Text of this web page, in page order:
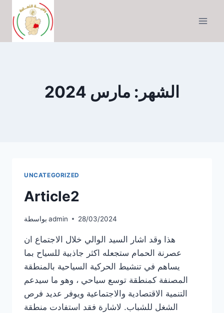
التجاوز
المحتوى
الشهر: مارس 2024
UNCATEGORIZED
Article2
بواسطة admin 28/03/2024
هذا وقد اشار السيد الوالي خلال الاجتماع ان
عصرنة الحمام ستجعله اكثر جاذبية للسياح بما
يساهم في تنشيط الحركية السياحية بالمنطقة
المصنفة كمنطقة توسع سياحي ، وهو ما سيدعم
التنمية الاقتصادية والاجتماعية ويوفر عديد فرص
الشغل للشباب. لاشارة فقد استفادت منطقة